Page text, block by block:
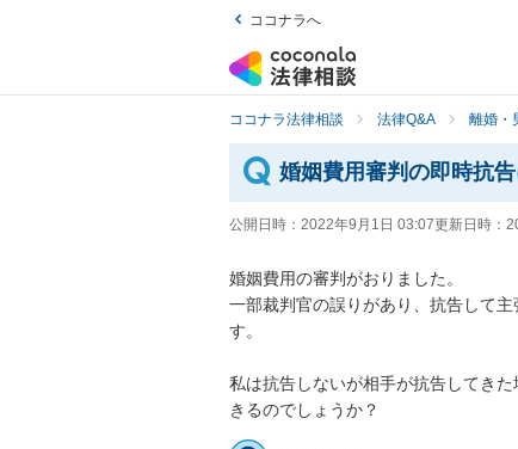
ココナラへ
ココナラ法律相談 法律Q&A 離婚・
婚姻費用審判の即時抗
公開日時： 2022年9月1日 03:07更新日時：
婚姻費用の審判がおりました。
一部裁判官の誤りがあり、抗告して
す。
私は抗告しないが相手が抗告してき
きるのでしょうか？